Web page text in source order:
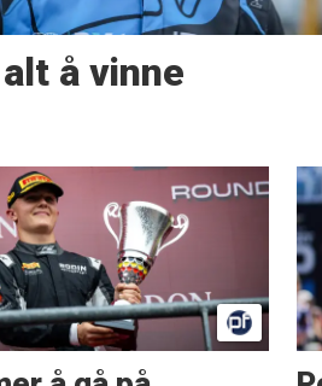
å vinne